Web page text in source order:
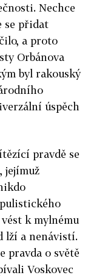
Nechce
se přidat
a proto
Orbánova
byl rakouský
úspěch
pravdě se
jejímuž
k mylnému
lží a nenávistí.
pravda o světě
Voskovec